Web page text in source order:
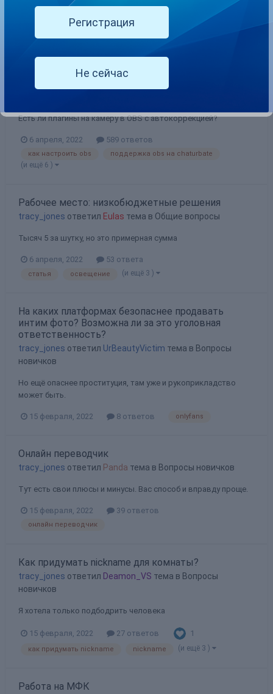
Есть ли плагины на камеру в OBS с автокоррекцией?
6 апреля, 2022 589 ответов
как настроить obs поддержка obs на chaturbate
(и ещё 6 )
Рабочее место: низкобюджетные решения
tracy_jones ответил Eulas тема в Общие вопросы
Тысяч 5 за шутку, но это примерная сумма
6 апреля, 2022 53 ответа
статья освещение (и ещё 3 )
На каких платформах безопаснее продавать
интим фото? Возможна ли за это уголовная
ответственность?
tracy_jones ответил UrBeautyVictim тема в Вопросы
новичков
Но ещё опаснее проституция, там уже и рукоприкладство
может быть.
15 февраля, 2022 8 ответов onlyfans
Онлайн переводчик
tracy_jones ответил Panda тема в Вопросы новичков
Тут есть свои плюсы и минусы. Вас способ и вправду проще.
15 февраля, 2022 39 ответов
онлайн переводчик
Как придумать nickname для комнаты?
tracy_jones ответил Deamon_VS тема в Вопросы
новичков
Я хотела только подбодрить человека
15 февраля, 2022 27 ответов 1
как придумать nickname nickname (и ещё 3 )
Работа на МФК
Регистрация
Не сейчас